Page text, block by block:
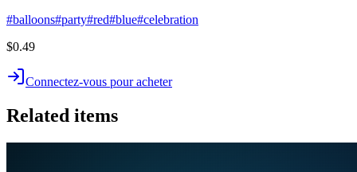
#balloons#party#red#blue#celebration
$0.49
Connectez-vous pour acheter
Related items